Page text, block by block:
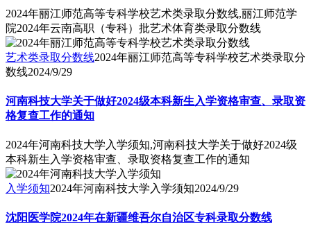
2024年丽江师范高等专科学校艺术类录取分数线,丽江师范学
院2024年云南高职（专科）批艺术体育类录取分数线
艺术类录取分数线2024年丽江师范高等专科学校艺术类录取分
数线2024/9/29
河南科技大学关于做好2024级本科新生入学资格审查、录取资
格复查工作的通知
2024年河南科技大学入学须知,河南科技大学关于做好2024级
本科新生入学资格审查、录取资格复查工作的通知
入学须知2024年河南科技大学入学须知2024/9/29
沈阳医学院2024年在新疆维吾尔自治区专科录取分数线